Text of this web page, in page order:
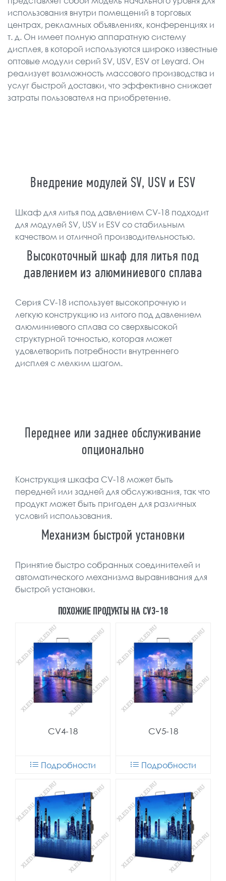
использования внутри помещений в торговых
центрах, рекламных объявлениях, конференциях и
т. д. Он имеет полную аппаратную систему
дисплея, в которой используются широко известные
оптовые модули серий SV, USV, ESV от Leyard. Он
реализует возможность массового производства и
услуг быстрой доставки, что эффективно снижает
затраты пользователя на приобретение.
Внедрение модулей SV, USV и ESV
Шкаф для литья под давлением CV-18 подходит
для модулей SV, USV и ESV со стабильным
качеством и отличной производительностью.
Высокоточный шкаф для литья под
давлением из алюминиевого сплава
Серия CV-18 использует высокопрочную и
легкую конструкцию из литого под давлением
алюминиевого сплава со сверхвысокой
структурной точностью, которая может
удовлетворить потребности внутреннего
дисплея с мелким шагом.
Переднее или заднее обслуживание
опционально
Конструкция шкафа CV-18 может быть
передней или задней для обслуживания, так что
продукт может быть пригоден для различных
условий использования.
Механизм быстрой установки
Принятие быстро собранных соединителей и
автоматического механизма выравнивания для
быстрой установки.
ПОХОЖИЕ ПРОДУКТЫ НА CV3-18
CV4-18
Подробности
CV5-18
Подробности